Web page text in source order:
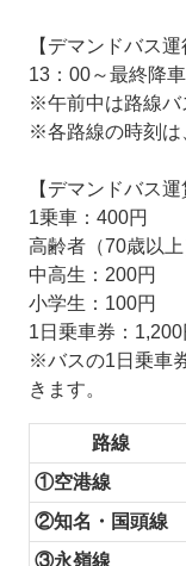
【デマンドバス
13：00～最終降
※午前中は路線バ
※各路線の時刻は
【デマンドバス運
1乗車：400円
高齢者（70歳以
中高生：200円
小学生：100円
1日乗車券：1,200
※バスの1日乗車
きます。
路線
①空港線
②知名・国頭線
③永嶺線